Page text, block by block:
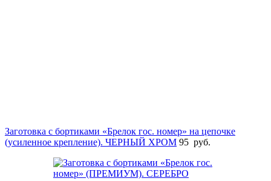
Заготовка с бортиками «Брелок гос. номер» на цепочке
(усиленное крепление). ЧЕРНЫЙ ХРОМ 95 руб.